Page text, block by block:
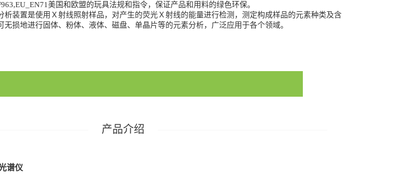
美国和欧盟的玩具法规和指令，保证产品和用料的绿色环保。
析装置是使用Ｘ射线照射样品，对产生的荧光Ｘ射线的能量进行检测，测定构成样品的元素种类及含
无损地进行固体、粉体、液体、磁盘、单晶片等的元素分析，广泛应用于各个领域。
产品介绍
谱仪